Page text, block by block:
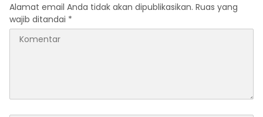
Alamat email Anda tidak akan dipublikasikan. Ruas yang
wajib ditandai *